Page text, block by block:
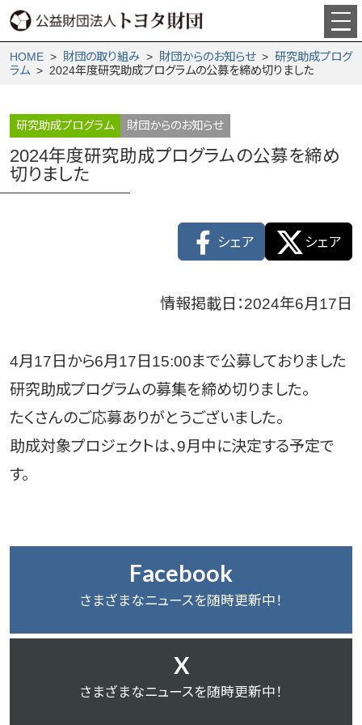
HOME> 財団の取り組み> 財団からの­お知らせ> 研究助成プログ
ラム> 2024年度研究助成プログラムの公募を締め切りました
研究助成プログラム 財団からのお知らせ
2024年度研究助成プログラムの公募を締め
切りました
シェア シェア
情報掲載日：2024年6月17日
4月17日から6月17日15:00まで公募しておりました
研究助成プログラムの募集を締め切りました。
たくさんのご応募ありがとうございました。
助成対象プロジェクトは、9月中に決定する予定で
す。
Facebook
さまざまなニュースを随時更新中！
X
さまざまなニュースを随時更新中！